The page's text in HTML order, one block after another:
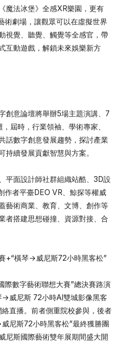
魔法冰堡》全感XR樂園，更有
術劇場，讓觀眾可以在虛擬世界
視覺、聽覺、觸覺等全感官，帶
互動遊戲，解鎖未來娛樂新方
創意論壇將舉辦5場主題演講、7
屆時，行業領袖、學術專家、
話數字創意發展趨勢，探討產業
續發展貢獻智慧與方案。
平面設計師社群組織站酷、3D設
作者平臺DEO VR、鯨探等權威
藝術商業、教育、文博、創作等
者搭建思想碰撞、資源對接、合
+“橫琴→威尼斯72小時黑客松”
數字藝術聯想大賽”總決賽路演
→威尼斯 72小時AI雙城影像黑客
直播。前者側重院校參與，後者
尼斯72小時黑客松”最終獲勝團
尼斯國際藝術雙年展期間盛大開